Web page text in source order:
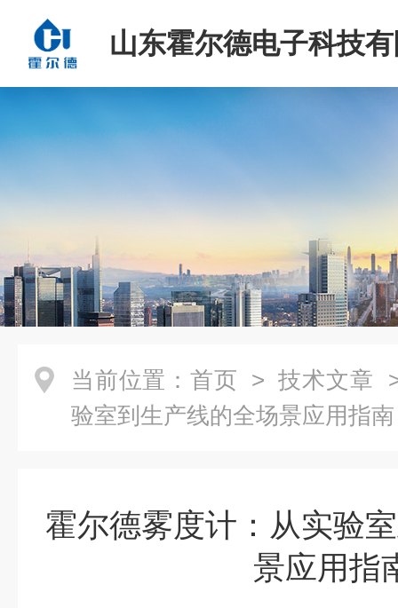
山东霍尔德电子科技
当前位置： 首页 > 技术文章
验室到生产线的全场景应用指南
霍尔德雾度计：从实验
景应用指